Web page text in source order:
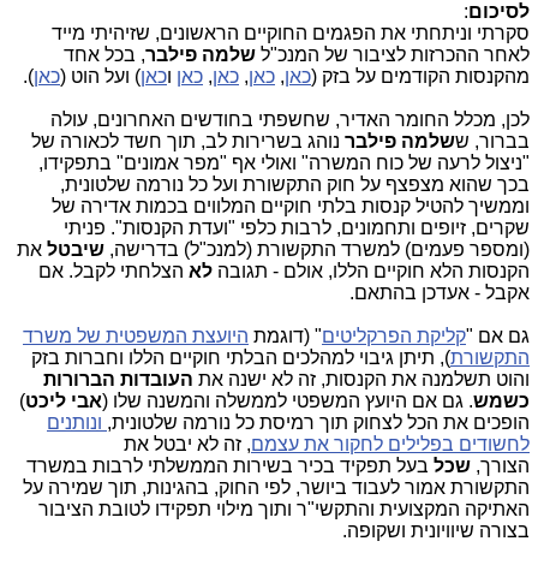
לסיכום:
סקרתי וניתחתי את הפגמים החוקיים הראשונים, שזיהיתי מייד
לאחר ההכרזות לציבור של המנכ"ל שלמה פילבר, בכל אחד
מהקנסות הקודמים על בזק (כאן, כאן, כאן, כאן וכאן) ועל הוט (כאן).
לכן, מכלל החומר האדיר, שחשפתי בחודשים האחרונים, עולה
בברור, ששלמה פילבר נוהג בשרירות לב, תוך חשד לכאורה של
"ניצול לרעה של כוח המשרה" ואולי אף "מפר אמונים" בתפקידו,
בכך שהוא מצפצף על חוק התקשורת ועל כל נורמה שלטונית,
וממשיך להטיל קנסות בלתי חוקיים המלווים בכמות אדירה של
שקרים, זיופים ותחמונים, לרבות כלפי "ועדת הקנסות". פניתי
(ומספר פעמים) למשרד התקשורת (למנכ"ל) בדרישה, שיבטל את
הקנסות הלא חוקיים הללו, אולם - תגובה לא הצלחתי לקבל. אם
אקבל - אעדכן בהתאם.
גם אם "קליקת הפרקליטים" (דוגמת היועצת המשפטית של משרד
התקשורת), תיתן גיבוי למהלכים הבלתי חוקיים הללו וחברות בזק
והוט תשלמנה את הקנסות, זה לא ישנה את העובדות הברורות
כשמש. גם אם היועץ המשפטי לממשלה והמשנה שלו (אבי ליכט)
הופכים את הכל לצחוק תוך רמיסת כל נורמה שלטונית, ונותנים
לחשודים בפלילים לחקור את עצמם, זה לא יבטל את
הצורך, שכל בעל תפקיד בכיר בשירות הממשלתי לרבות במשרד
התקשורת אמור לעבוד ביושר, לפי החוק, בהגינות, תוך שמירה על
האתיקה המקצועית והתקשי"ר ותוך מילוי תפקידו לטובת הציבור
בצורה שיוויונית ושקופה.